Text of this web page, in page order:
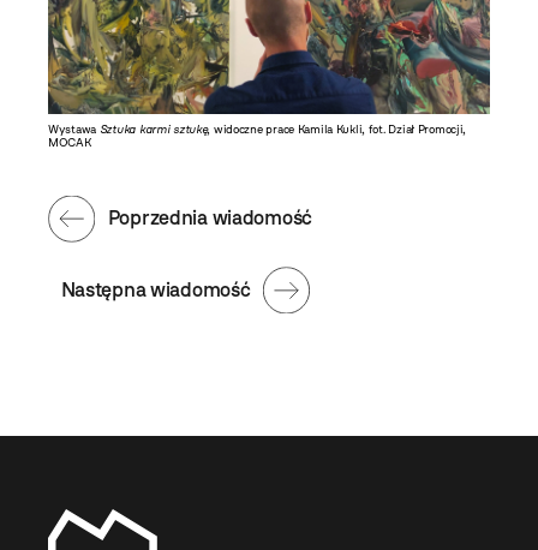
Wystawa Sztuka karmi sztukę, widoczne prace Kamila Kukli, fot. Dział Promocji,
MOCAK
Następna wiadomość
Poprzednia wiadomość